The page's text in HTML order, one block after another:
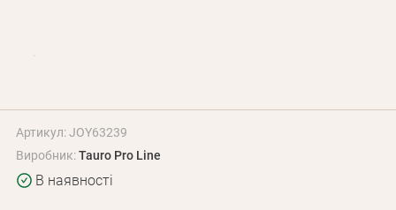
Артикул: JOY63239
Виробник:Tauro Pro Line
В наявності